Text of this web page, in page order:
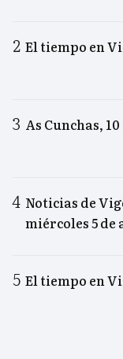
El tiempo en
As Cunchas,
Noticias de
miércoles 5 de
El tiempo en